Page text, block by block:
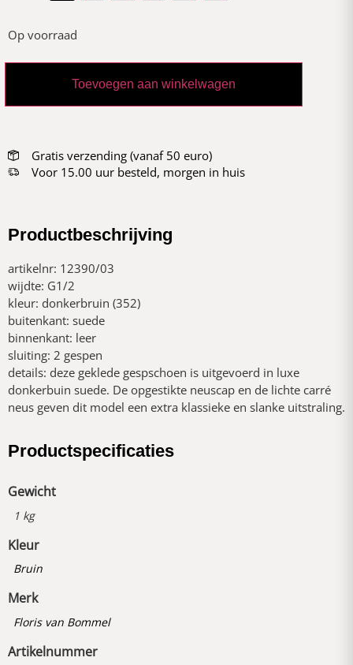
Op voorraad
Toevoegen aan winkelwagen
Gratis verzending (vanaf 50 euro)
Voor 15.00 uur besteld, morgen in huis
Productbeschrijving
artikelnr: 12390/03
wijdte: G1/2
kleur: donkerbruin (352)
buitenkant: suede
binnenkant: leer
sluiting: 2 gespen
details: deze geklede gespschoen is uitgevoerd in luxe
donkerbuin suede. De opgestikte neuscap en de lichte carré
neus geven dit model een extra klassieke en slanke uitstraling.
Productspecificaties
Gewicht
1 kg
Kleur
Bruin
Merk
Floris van Bommel
Artikelnummer